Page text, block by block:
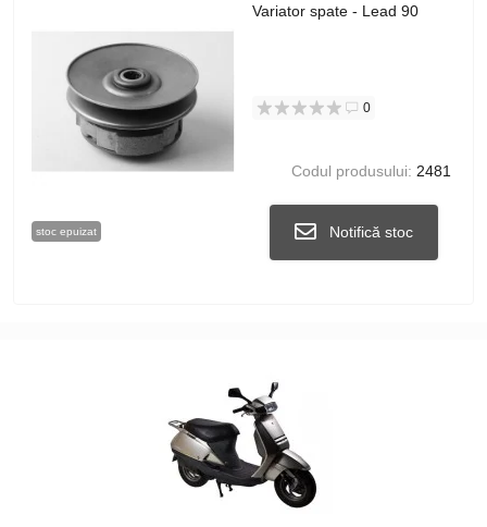
stoc epuizat
Variator spate - Lead 90
0
Codul produsului: 2481
Notifică stoc